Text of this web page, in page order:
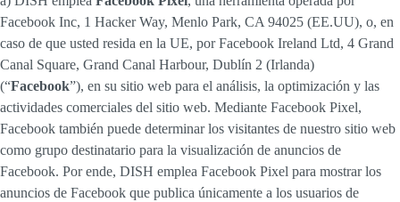
Facebook Inc, 1 Hacker Way, Menlo Park, CA 94025 (EE.UU), o, en
caso de que usted resida en la UE, por Facebook Ireland Ltd, 4 Grand
Canal Square, Grand Canal Harbour, Dublín 2 (Irlanda)
(“Facebook”), en su sitio web para el análisis, la optimización y las
actividades comerciales del sitio web. Mediante Facebook Pixel,
Facebook también puede determinar los visitantes de nuestro sitio web
como grupo destinatario para la visualización de anuncios de
Facebook. Por ende, DISH emplea Facebook Pixel para mostrar los
anuncios de Facebook que publica únicamente a los usuarios de